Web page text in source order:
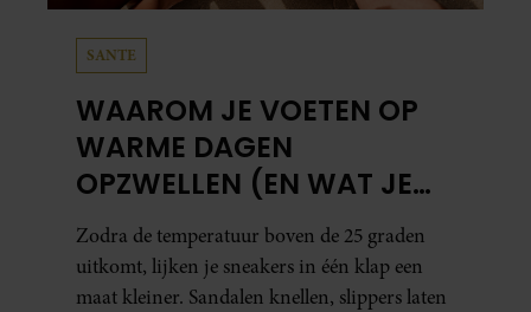
SANTE
WAAROM JE VOETEN OP
WARME DAGEN
OPZWELLEN (EN WAT JE
ERAAN KUNT DOEN)
Zodra de temperatuur boven de 25 graden
uitkomt, lijken je sneakers in één klap een
maat kleiner. Sandalen knellen, slippers laten